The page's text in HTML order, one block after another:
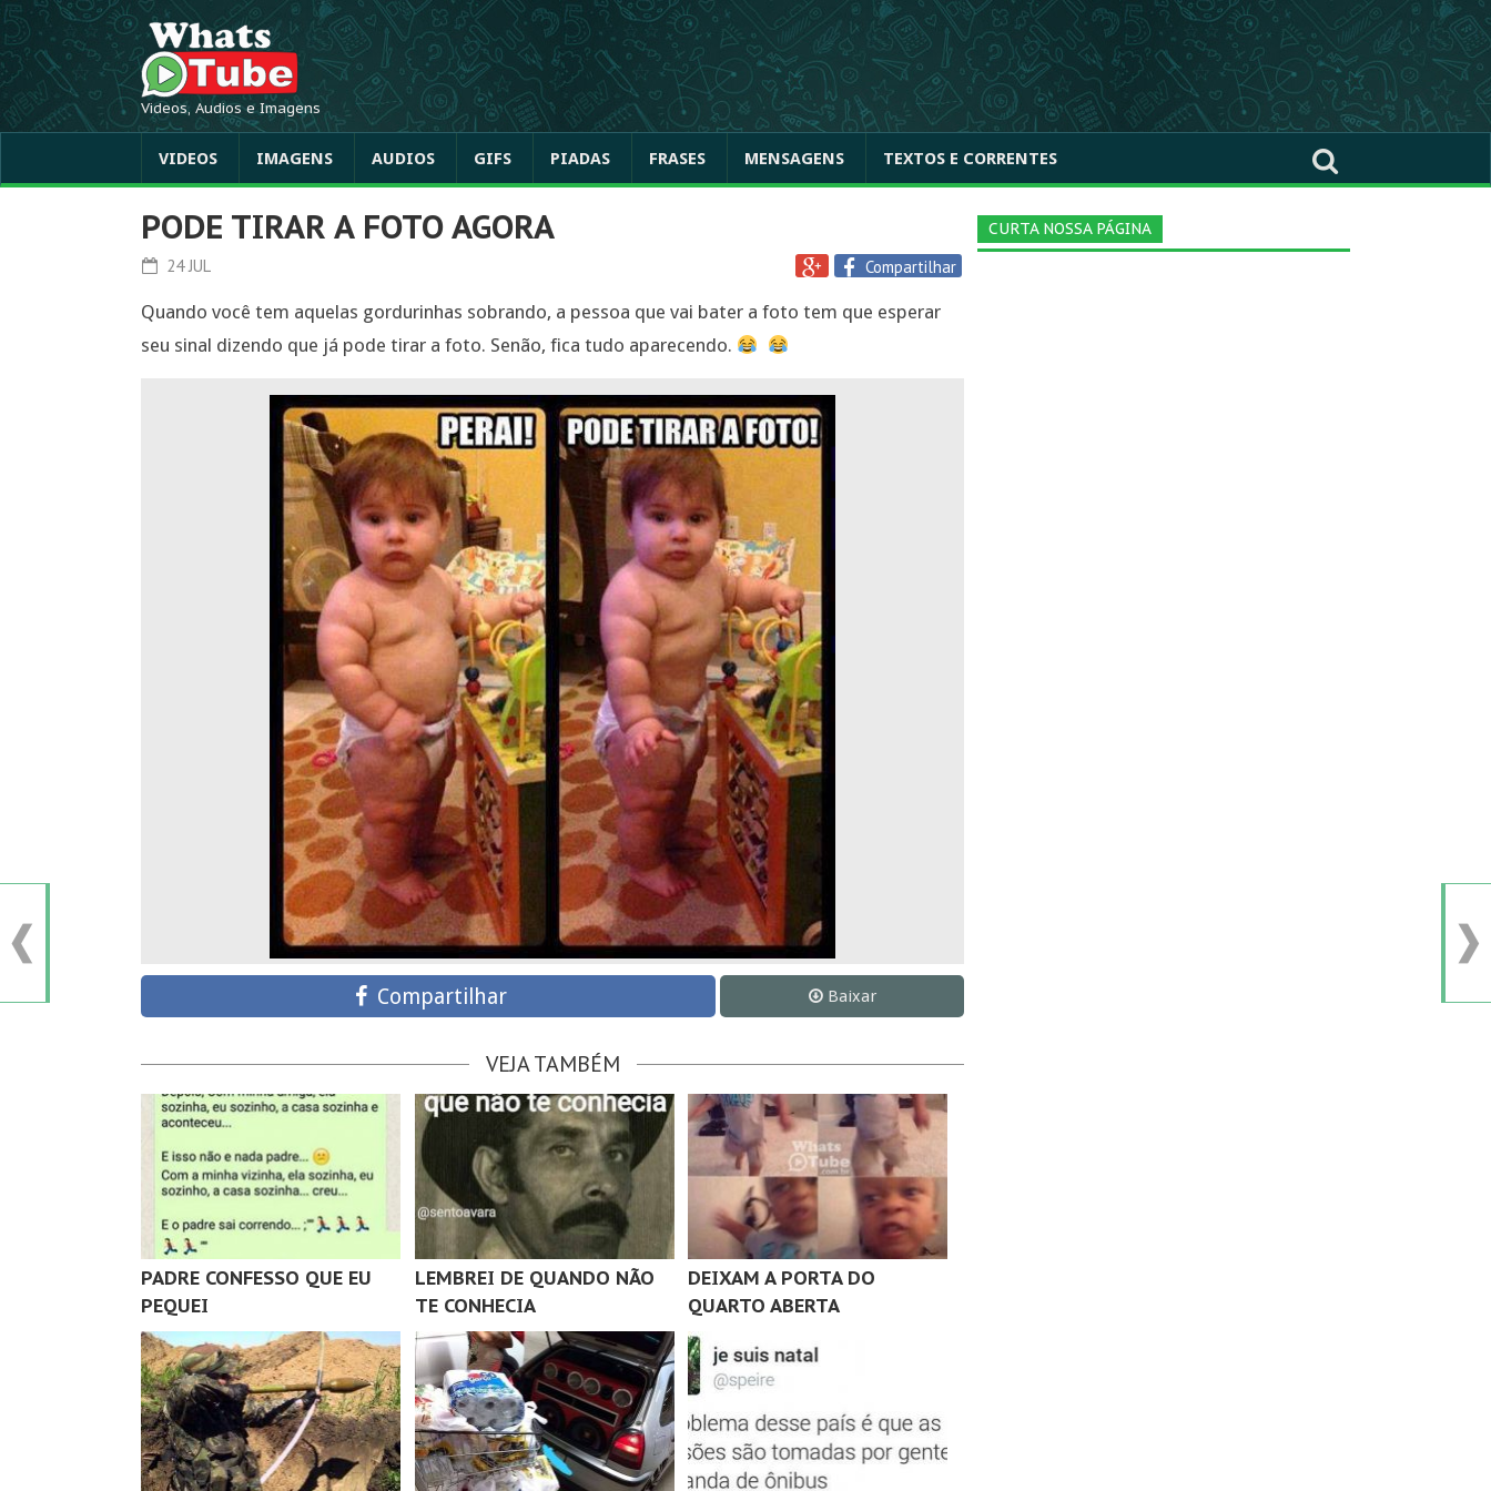
Videos, Audios e Imagens
VIDEOS IMAGENS AUDIOS GIFS PIADAS FRASES MENSAGENS TEXTOS E CORRENTES
PODE TIRAR A FOTO AGORA
24 JUL Compartilhar
Quando você tem aquelas gordurinhas sobrando, a pessoa que vai bater a foto tem que esperar
seu sinal dizendo que já pode tirar a foto. Senão, fica tudo aparecendo.
Compartilhar Baixar
VEJA TAMBÉM
PADRE CONFESSO QUE EU
PEQUEI
LEMBREI DE QUANDO NÃO
TE CONHECIA
DEIXAM A PORTA DO
QUARTO ABERTA
CURTA NOSSA PÁGINA